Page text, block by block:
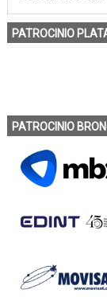
PATROCINIO
PATROCINIO